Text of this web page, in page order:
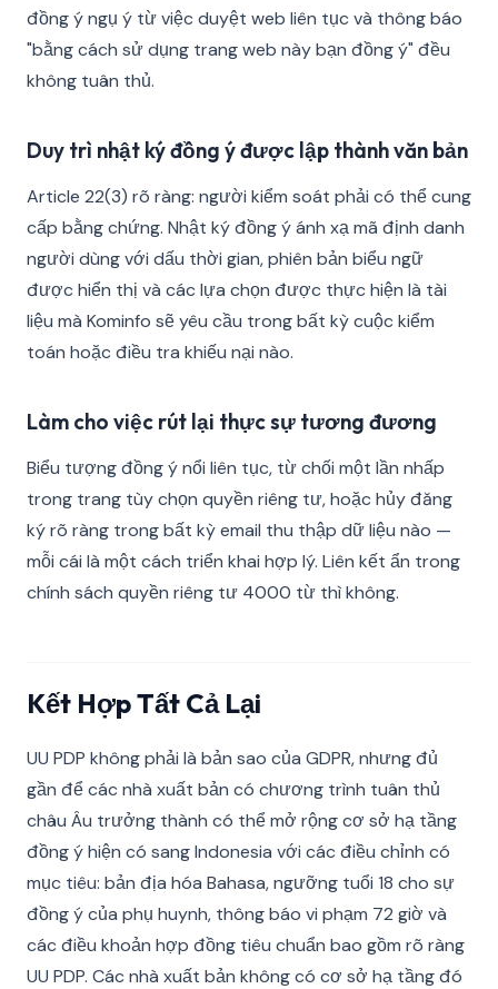
đồng ý ngụ ý từ việc duyệt web liên tục và thông báo
"bằng cách sử dụng trang web này bạn đồng ý" đều
không tuân thủ.
Duy trì nhật ký đồng ý được lập thành văn bản
Article 22(3) rõ ràng: người kiểm soát phải có thể cung
cấp bằng chứng. Nhật ký đồng ý ánh xạ mã định danh
người dùng với dấu thời gian, phiên bản biểu ngữ
được hiển thị và các lựa chọn được thực hiện là tài
liệu mà Kominfo sẽ yêu cầu trong bất kỳ cuộc kiểm
toán hoặc điều tra khiếu nại nào.
Làm cho việc rút lại thực sự tương đương
Biểu tượng đồng ý nổi liên tục, từ chối một lần nhấp
trong trang tùy chọn quyền riêng tư, hoặc hủy đăng
ký rõ ràng trong bất kỳ email thu thập dữ liệu nào —
mỗi cái là một cách triển khai hợp lý. Liên kết ẩn trong
chính sách quyền riêng tư 4000 từ thì không.
Kết Hợp Tất Cả Lại
UU PDP không phải là bản sao của GDPR, nhưng đủ
gần để các nhà xuất bản có chương trình tuân thủ
châu Âu trưởng thành có thể mở rộng cơ sở hạ tầng
đồng ý hiện có sang Indonesia với các điều chỉnh có
mục tiêu: bản địa hóa Bahasa, ngưỡng tuổi 18 cho sự
đồng ý của phụ huynh, thông báo vi phạm 72 giờ và
các điều khoản hợp đồng tiêu chuẩn bao gồm rõ ràng
UU PDP. Các nhà xuất bản không có cơ sở hạ tầng đó